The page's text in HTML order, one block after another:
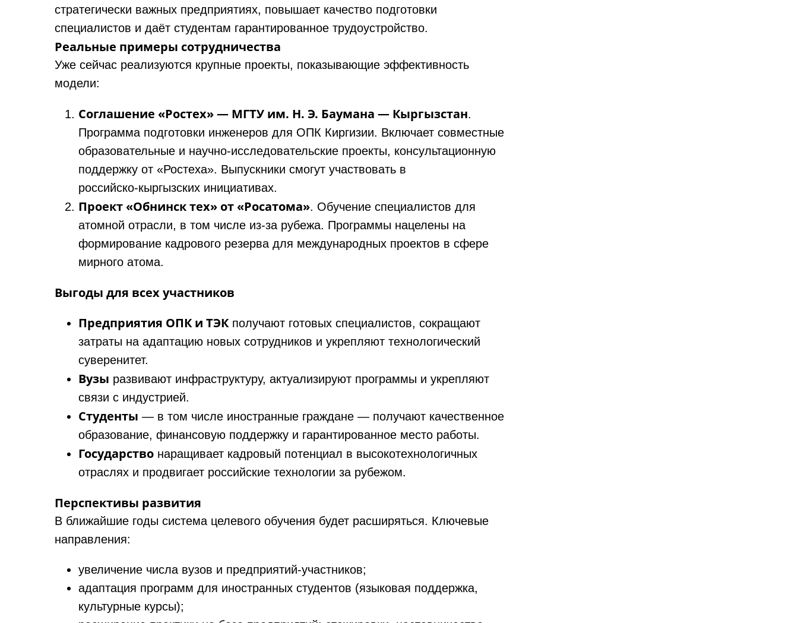
стратегически важных предприятиях, повышает качество подготовки
специалистов и даёт студентам гарантированное трудоустройство.
Реальные примеры сотрудничества
Уже сейчас реализуются крупные проекты, показывающие эффективность
модели:
Соглашение «Ростех» — МГТУ им. Н. Э. Баумана — Кыргызстан.
Программа подготовки инженеров для ОПК Киргизии. Включает совместные
образовательные и научно‑исследовательские проекты, консультационную
поддержку от «Ростеха». Выпускники смогут участвовать в
российско‑кыргызских инициативах.
Проект «Обнинск тех» от «Росатома». Обучение специалистов для
атомной отрасли, в том числе из‑за рубежа. Программы нацелены на
формирование кадрового резерва для международных проектов в сфере
мирного атома.
Выгоды для всех участников
Предприятия ОПК и ТЭК получают готовых специалистов, сокращают
затраты на адаптацию новых сотрудников и укрепляют технологический
суверенитет.
Вузы развивают инфраструктуру, актуализируют программы и укрепляют
связи с индустрией.
Студенты — в том числе иностранные граждане — получают качественное
образование, финансовую поддержку и гарантированное место работы.
Государство наращивает кадровый потенциал в высокотехнологичных
отраслях и продвигает российские технологии за рубежом.
Перспективы развития
В ближайшие годы система целевого обучения будет расширяться. Ключевые
направления:
увеличение числа вузов и предприятий‑участников;
адаптация программ для иностранных студентов (языковая поддержка,
культурные курсы);